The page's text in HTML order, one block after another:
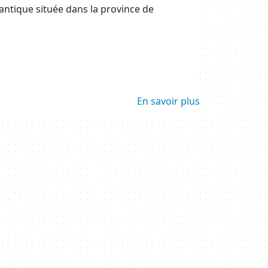
située dans la province de
En savoir plus